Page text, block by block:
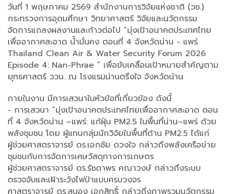
วันที่ 1 พฤษภาคม 2569 สำนักงานการวิจัยแห่งชาติ (วช.)
กระทรวงการอุดมศึกษา วิทยาศาสตร์ วิจัยและนวัตกรรม
จัดการแถลงผลงานและก้าวต่อไป “มุ่งเป้าอนาคตประเทศไทย
เพื่ออากาศสะอาด น้ำมั่นคง ตอนที่ 4 จังหวัดน่าน - แพร่
Thailand Clean Air & Water Security Forum 2026
Episode 4: Nan-Phrae ” เพื่อขับเคลื่อนเป้าหมายสำคัญตาม
ยุทธศาสตร์ ววน. ณ โรงแรมน่านตรึงใจ จังหวัดน่าน
ภายในงาน มีการเสวนาในหัวข้อที่เกี่ยวข้อง ดังนี้
- การเสวนา “มุ่งเป้าอนาคตประเทศไทยเพื่ออากาศสะอาด ตอน
ที่ 4 จังหวัดน่าน –แพร่: แก้ฝุ่น PM2.5 ในพื้นที่น่าน–แพร่ ด้วย
พลังชุมชน โดย ผู้แทนกลุ่มนักวิจัยในพื้นที่ด้าน PM2.5 ได้แก่
ผู้ช่วยศาสตราจารย์ ดร.เอกชัย ดวงใจ กล่าวถึงพลังเครือข่าย
ชุมชนกับการจัดการเศษวัสดุทางการเกษตร
ผู้ช่วยศาสตราจารย์ ดร.รัชดาพร คณาวงษ์ กล่าวถึงระบบ
ตรวจจับและเฝ้าระวังไฟป่าแบบครบวงจร
ศาสตราจารย์ ดร.สนอง เอกสิทธิ์ กล่าวถึงภาพรวมนวัตกรรม